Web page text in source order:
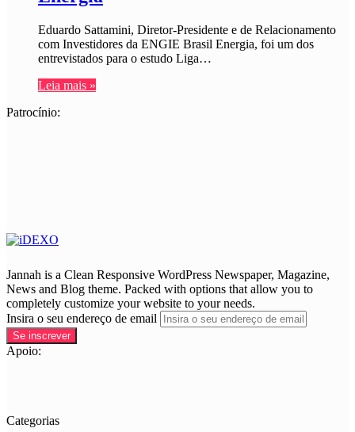
Jannah is a Clean Responsive WordPress Newspaper, Magazine,
News and Blog theme. Packed with options that allow you to
completely customize your website to your needs.
Insira o seu endereço de email
AutoTech(22)
Startups | AutoTech(20)
Cases(36)
Conexão(2)
Customer Experience
EdTechs